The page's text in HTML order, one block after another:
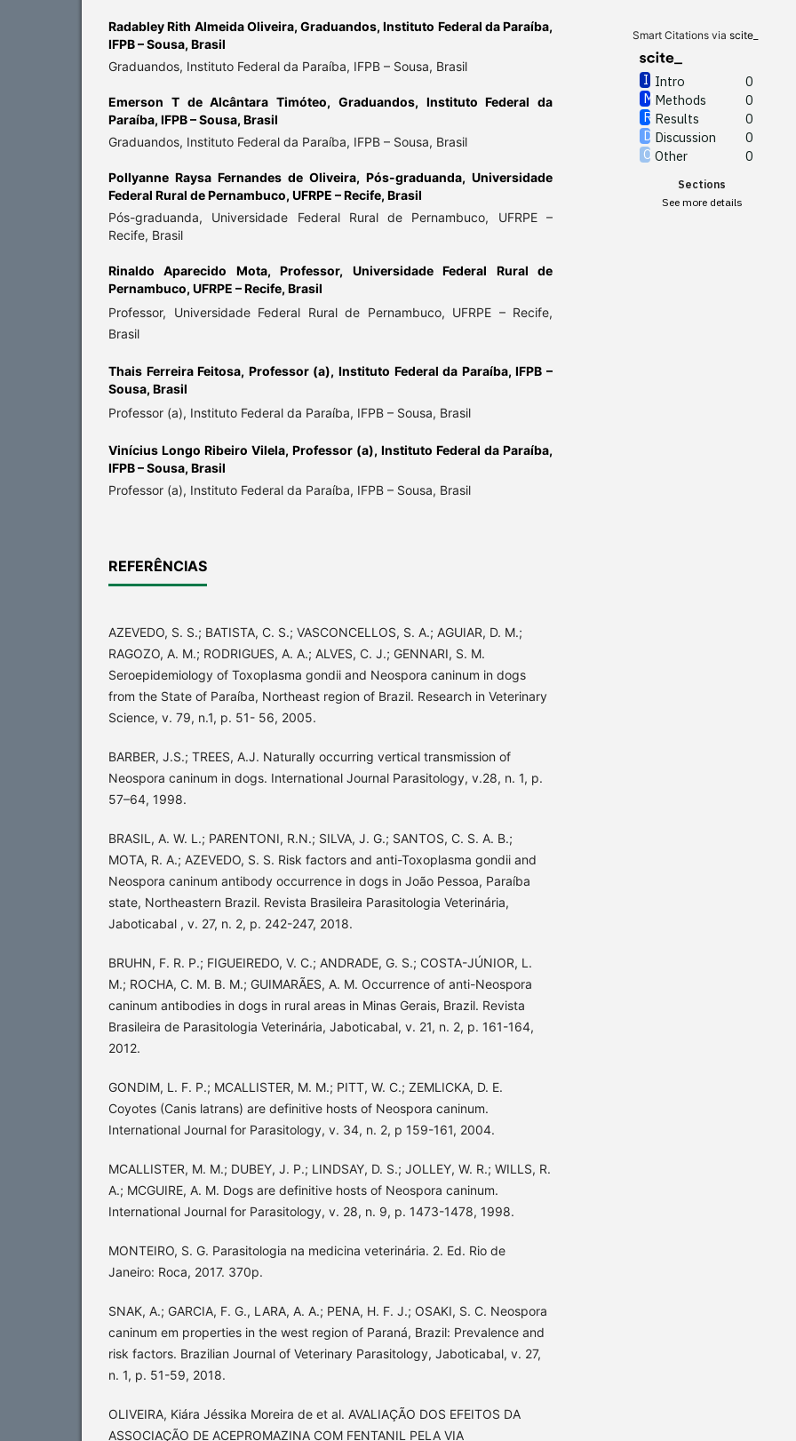
Radabley Rith Almeida Oliveira, Graduandos, Instituto Federal da Paraíba,
IFPB – Sousa, Brasil
Graduandos, Instituto Federal da Paraíba, IFPB – Sousa, Brasil
Emerson T de Alcântara Timóteo, Graduandos, Instituto Federal da
Paraíba, IFPB – Sousa, Brasil
Graduandos, Instituto Federal da Paraíba, IFPB – Sousa, Brasil
Pollyanne Raysa Fernandes de Oliveira, Pós-graduanda, Universidade
Federal Rural de Pernambuco, UFRPE – Recife, Brasil
Pós-graduanda, Universidade Federal Rural de Pernambuco, UFRPE –
Recife, Brasil
Rinaldo Aparecido Mota,Professor, Universidade Federal Rural de
Pernambuco, UFRPE – Recife, Brasil
Professor, Universidade Federal Rural de Pernambuco, UFRPE – Recife,
Brasil
Thais Ferreira Feitosa, Professor (a), Instituto Federal da Paraíba, IFPB –
Sousa, Brasil
Professor (a), Instituto Federal da Paraíba, IFPB – Sousa, Brasil
Vinícius Longo Ribeiro Vilela, Professor (a), Instituto Federal da Paraíba,
IFPB – Sousa, Brasil
Professor (a), Instituto Federal da Paraíba, IFPB – Sousa, Brasil
REFERÊNCIAS
AZEVEDO, S. S.; BATISTA, C. S.; VASCONCELLOS, S. A.; AGUIAR, D. M.;
RAGOZO, A. M.; RODRIGUES, A. A.; ALVES, C. J.; GENNARI, S. M.
Seroepidemiology of Toxoplasma gondii and Neospora caninum in dogs
from the State of Paraíba, Northeast region of Brazil. Research in Veterinary
Science, v. 79, n.1, p. 51- 56, 2005.
BARBER, J.S.; TREES, A.J. Naturally occurring vertical transmission of
Neospora caninum in dogs. International Journal Parasitology, v.28, n. 1, p.
57–64, 1998.
BRASIL, A. W. L.; PARENTONI, R.N.; SILVA, J. G.; SANTOS, C. S. A. B.;
MOTA, R. A.; AZEVEDO, S. S. Risk factors and anti-Toxoplasma gondii and
Neospora caninum antibody occurrence in dogs in João Pessoa, Paraíba
state, Northeastern Brazil. Revista Brasileira Parasitologia Veterinária,
Jaboticabal , v. 27, n. 2, p. 242-247, 2018.
BRUHN, F. R. P.; FIGUEIREDO, V. C.; ANDRADE, G. S.; COSTA-JÚNIOR, L.
M.; ROCHA, C. M. B. M.; GUIMARÃES, A. M. Occurrence of anti-Neospora
caninum antibodies in dogs in rural areas in Minas Gerais, Brazil. Revista
Brasileira de Parasitologia Veterinária, Jaboticabal, v. 21, n. 2, p. 161-164,
2012.
GONDIM, L. F. P.; MCALLISTER, M. M.; PITT, W. C.; ZEMLICKA, D. E.
Coyotes (Canis latrans) are definitive hosts of Neospora caninum.
International Journal for Parasitology, v. 34, n. 2, p 159-161, 2004.
MCALLISTER, M. M.; DUBEY, J. P.; LINDSAY, D. S.; JOLLEY, W. R.; WILLS, R.
A.; MCGUIRE, A. M. Dogs are definitive hosts of Neospora caninum.
International Journal for Parasitology, v. 28, n. 9, p. 1473-1478, 1998.
MONTEIRO, S. G. Parasitologia na medicina veterinária. 2. Ed. Rio de
Janeiro: Roca, 2017. 370p.
SNAK, A.; GARCIA, F. G., LARA, A. A.; PENA, H. F. J.; OSAKI, S. C. Neospora
caninum em properties in the west region of Paraná, Brazil: Prevalence and
risk factors. Brazilian Journal of Veterinary Parasitology, Jaboticabal, v. 27,
n. 1, p. 51-59, 2018.
OLIVEIRA, Kiára Jéssika Moreira de et al. AVALIAÇÃO DOS EFEITOS DA
ASSOCIAÇÃO DE ACEPROMAZINA COM FENTANIL PELA VIA
Smart Citations via scite_
Intro
0
Methods
0
Results
0
Discussion
0
Other
0
Sections
See more details